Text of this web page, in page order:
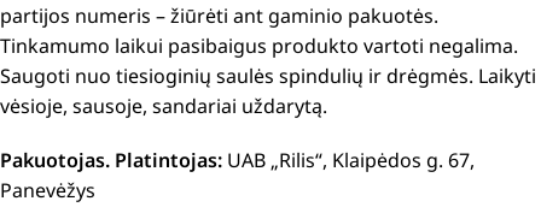
partijos numeris – žiūrėti ant gaminio pakuotės.
Tinkamumo laikui pasibaigus produkto vartoti negalima.
Saugoti nuo tiesioginių saulės spindulių ir drėgmės. Laikyti
vėsioje, sausoje, sandariai uždarytą.
Pakuotojas. Platintojas: UAB „Rilis“, Klaipėdos g. 67,
Panevėžys